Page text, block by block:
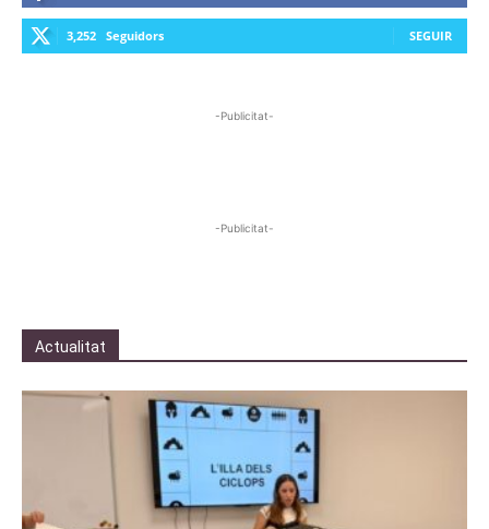
3,252 Seguidors SEGUIR
-Publicitat-
-Publicitat-
Actualitat